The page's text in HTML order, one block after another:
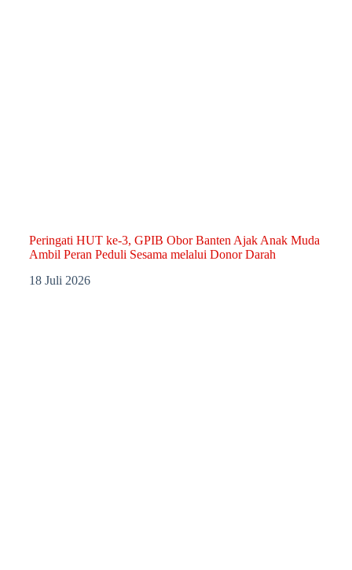
Peringati HUT ke-3, GPIB Obor Banten Ajak Anak Muda
Ambil Peran Peduli Sesama melalui Donor Darah
18 Juli 2026